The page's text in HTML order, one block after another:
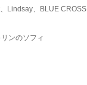
Lindsay、BLUE CROSS
ンのソフィ